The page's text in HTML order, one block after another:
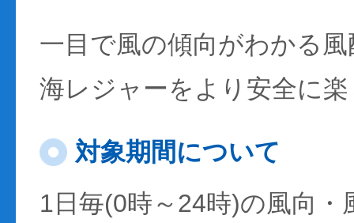
一目で風の傾向がわかる
海レジャーをより安全に
対象期間について
1日毎(0時～24時)の風向・